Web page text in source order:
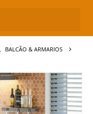
BALCÃO & ARMARIOS